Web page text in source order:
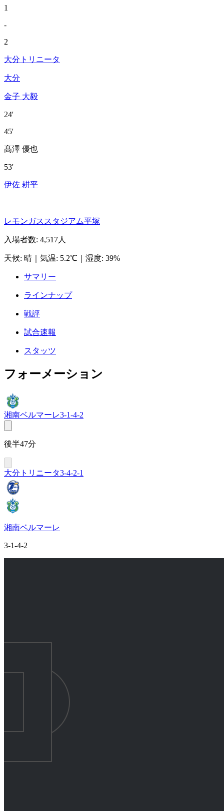
1
-
2
大分トリニータ
大分
金子 大毅
24'
45'
髙澤 優也
53'
伊佐 耕平
レモンガススタジアム平塚
入場者数: 4,517人
天候: 晴 気温: 5.2℃ 湿度: 39%
サマリー
ラインナップ
戦評
試合速報
スタッツ
フォーメーション
湘南ベルマーレ3-1-4-2
後半47分
大分トリニータ3-4-2-1
湘南ベルマーレ
3-1-4-2